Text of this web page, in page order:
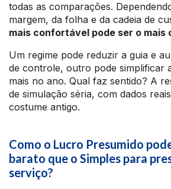
todas as comparações.
margem, da folha e da cadeia de
mais confortável pode ser o mais
Um regime pode reduzir a guia e
de controle, outro pode simplificar
mais no ano. Qual faz sentido? A
de simulação séria, com dados
costume antigo.
Como o Lucro Presumido
barato que o Simples para
serviço?